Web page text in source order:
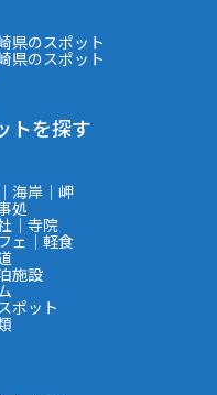
県のスポット
県のスポット
トを探す
海岸｜岬
処
｜寺院
ェ｜軽食
施設
ポット